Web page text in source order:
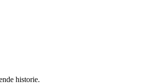
historie.